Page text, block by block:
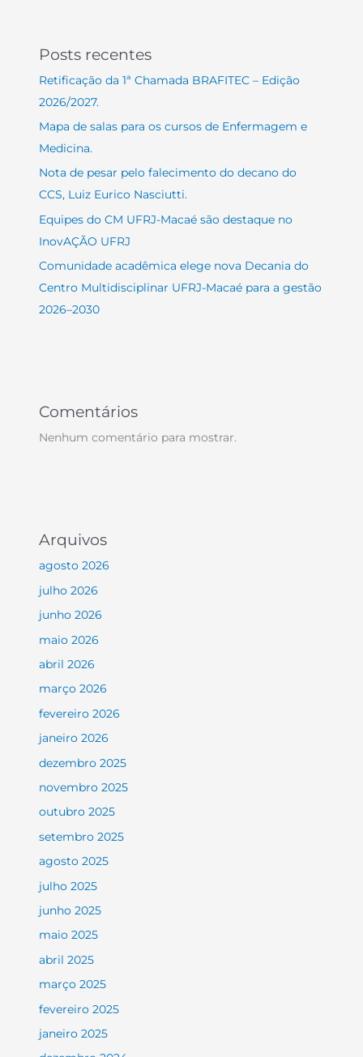
Posts recentes
Retificação da 1ª Chamada BRAFITEC – Edição
2026/2027.
Mapa de salas para os cursos de Enfermagem e
Medicina.
Nota de pesar pelo falecimento do decano do
CCS, Luiz Eurico Nasciutti.
Equipes do CM UFRJ-Macaé são destaque no
InovAÇÃO UFRJ
Comunidade acadêmica elege nova Decania do
Centro Multidisciplinar UFRJ-Macaé para a gestão
2026–2030
Comentários
Nenhum comentário para mostrar.
Arquivos
agosto 2026
julho 2026
junho 2026
maio 2026
abril 2026
março 2026
fevereiro 2026
janeiro 2026
dezembro 2025
novembro 2025
outubro 2025
setembro 2025
agosto 2025
julho 2025
junho 2025
maio 2025
abril 2025
março 2025
fevereiro 2025
janeiro 2025